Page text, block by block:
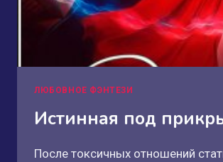
ЛЮБОВНОЕ ФЭНТЕЗИ
Истинная под
После токсичных отношений